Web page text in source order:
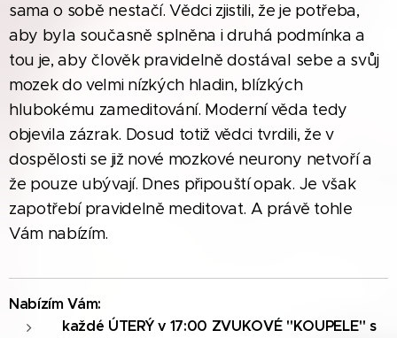
sama o sobě nestačí. Vědci zjistili, že je potřeba,
aby byla současně splněna i druhá podmínka a
tou je, aby člověk pravidelně dostával sebe a svůj
mozek do velmi nízkých hladin, blízkých
hlubokému zameditování. Moderní věda tedy
objevila zázrak. Dosud totiž vědci tvrdili, že v
dospělosti se již nové mozkové neurony netvoří a
že pouze ubývají. Dnes připouští opak. Je však
zapotřebí pravidelně meditovat. A právě tohle
Vám nabízím.
Nabízím Vám:
každé ÚTERÝ v 17:00 ZVUKOVÉ "KOUPELE" s